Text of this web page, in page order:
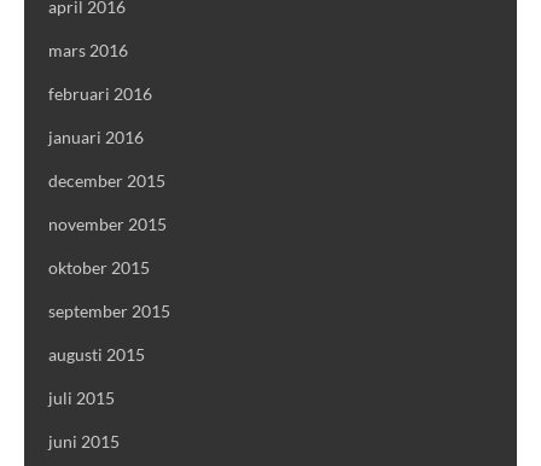
april 2016
mars 2016
februari 2016
januari 2016
december 2015
november 2015
oktober 2015
september 2015
augusti 2015
juli 2015
juni 2015